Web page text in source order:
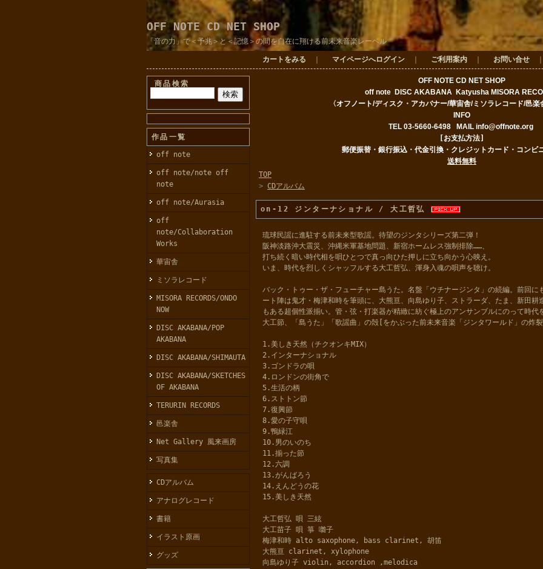
OFF NOTE CD NET SHOP
「音の力」で＜予兆＞と＜記憶＞の間を自在に翔ける前未来音楽レーベル
カートをみる マイページへログイン ご利用案内 お問い合せ
商品検索
作品一覧
off note
off note/note off
note
off note/Aurasia
off
note/Collaboration
Works
華宙舎
ミソラレコード
MISORA RECORDS/ONDO
NOW
DISC AKABANA/POP
AKABANA
DISC AKABANA/SHIMAUTA
DISC AKABANA/SKETCHES
OF AKABANA
TERURIN RECORDS
邑楽舎
Net Gallery 風来画房
写真集
CDアルバム
アナログレコード
書籍
イラスト原画
グッズ
OFF NOTE CD NET SHOP
off note DISC AKABANA Katyusha MISORA
〈オフノート/ディスク・アカバナー/華宙舎/ミソラレコード/邑楽
INFO
TEL 03-5660-6498
MAIL info@offnote.org
[お支払方法]
郵便振替・銀行振込・代金引換・クレジットカード・コンビ
送料無料
TOP
> CDアルバム
on-12 ジンターナショナル / 大工哲弘
琉球民謡に進駐する前未来型歌謡。待望のジンタシリーズ第二弾！
阪神淡路沖大震災、沖縄米軍基地問題、新宿ホームレス強制排除……、
打ち続く暗い時代相を唄ひとつで真っ向ひた押しに立ち向かう心映え。
いま、時代を烈しくシャッフルする大工哲弘、渾身入魂の唄声を聴け。
バック・トゥー・ザ・フューチャー島うた。名盤「ウチナージンタ」の続編。前回に
ート陣は鬼才・梅津和時を筆頭に、大熊亘、向島ゆり子、ストラーダ、たま、新田耕
もある超個性派揃い。管・弦・打楽器が精緻に紡ぐ極上のアンサンブルにのって時代
大工節、「島うた」「歌謡曲」の殻[をかぶった前未来音楽「ジンタワールド」の炸
1.美しき天然（チクオンキMIX）
2.インターナショナル
3.ゴンドラの唄
4.ロンドンの街角で
5.生活の柄
6.ストトン節
7.復興節
8.愛の子守唄
9.鴨緑江
10.男のいのち
11.揃った節
12.六調
13.がんばろう
14.えんどうの花
15.美しき天然
大工哲弘 唄 三絃
大工苗子 唄 箏 囃子
梅津和時 alto saxophone, bass clarinet, 胡笛
大熊亘 clarinet, xylophone
向島ゆり子 violin, accordion ,melodica